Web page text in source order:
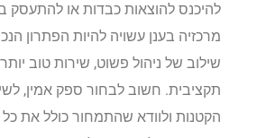
להיכנס להוצאות כבדות או להתעסק
מרכזיה בענן עשויה להיות הפתרון
שילוב של ניהול פשוט, שירות טוב יותר
תקציבית. חשוב לבחור ספק אמין, לשים
הקטנות ולוודא שהתמחור כולל את